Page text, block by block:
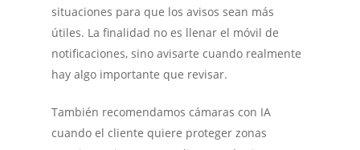
situaciones para que los avisos sean más
útiles. La finalidad no es llenar el móvil de
notificaciones, sino avisarte cuando realmente
hay algo importante que revisar.
También recomendamos cámaras con IA
cuando el cliente quiere proteger zonas